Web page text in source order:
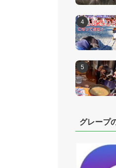
グレープ